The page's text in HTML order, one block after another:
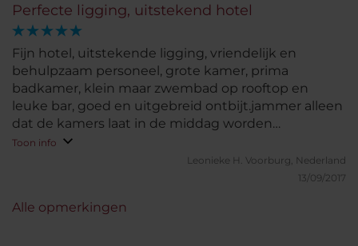
Perfecte ligging, uitstekend hotel
Fijn hotel, uitstekende ligging, vriendelijk en
behulpzaam personeel, grote kamer, prima
badkamer, klein maar zwembad op rooftop en
leuke bar, goed en uitgebreid ontbijt.jammer alleen
dat de kamers laat in de middag worden
schoongemaakt, maar als je vraagt of ze de kamer
dan 's avonds nog willen schoonmaken is dat geen
enkel probleem. bij vroeg weggaan kan je beneden
krijgen.
Toon info
Leonieke H. Voorburg, Nederland
13/09/2017
Alle opmerkingen